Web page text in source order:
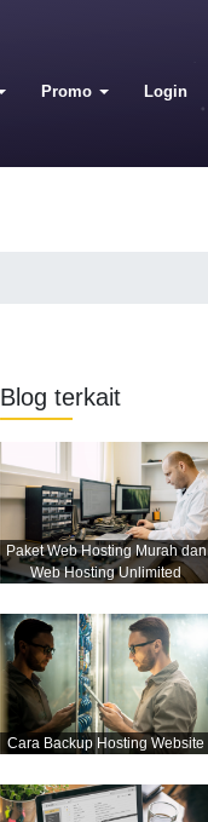
Promo Login
Blog terkait
Paket Web Hosting Murah dan
Web Hosting Unlimited
Cara Backup Hosting Website